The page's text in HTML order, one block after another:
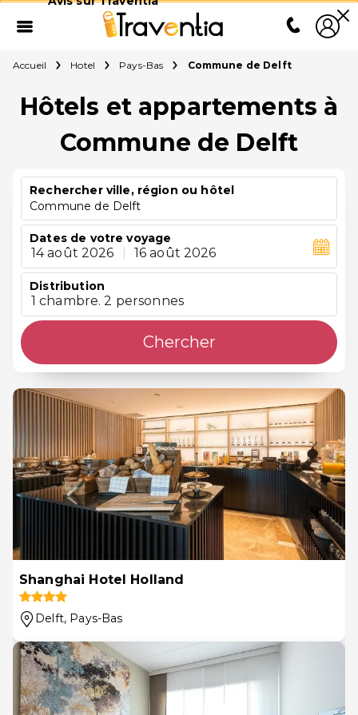
Accueil Hotel Pays-Bas Commune de Delft
Hôtels et appartements à
Commune de Delft
Rechercher ville, région ou hôtel
Commune de Delft
Dates de votre voyage
14 août 2026 16 août 2026
Distribution
1 chambre. 2 personnes
Chercher
Shanghai Hotel Holland
Delft, Pays-Bas